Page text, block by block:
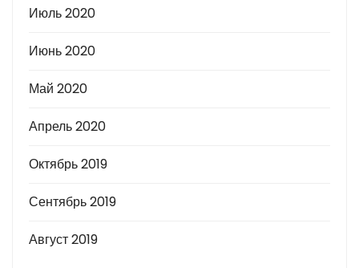
Июль 2020
Июнь 2020
Май 2020
Апрель 2020
Октябрь 2019
Сентябрь 2019
Август 2019